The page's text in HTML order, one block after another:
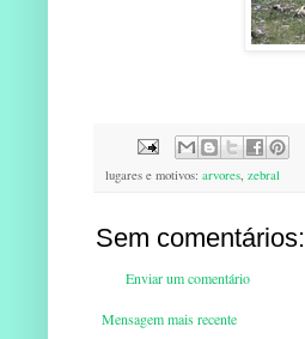
lugares e motivos: arvores, zebral
Sem comentários:
Enviar um comentário
Mensagem mais recente